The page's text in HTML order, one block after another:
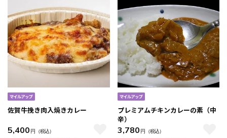
佐賀牛挽き肉入焼きカレー
5,400 円 （税込）
プレミアムチキンカレーの素（中
辛）
3,780 円 （税込）